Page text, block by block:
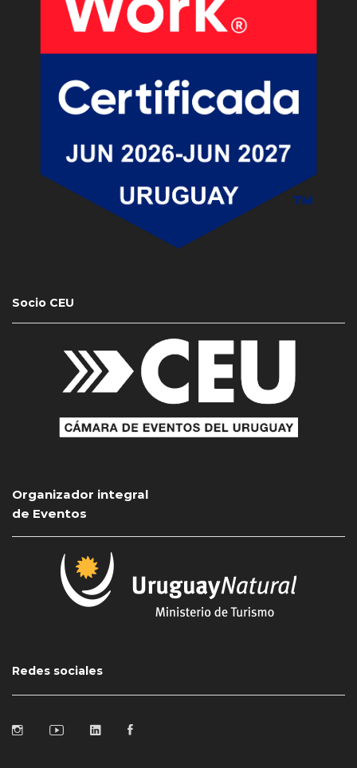
Socio CEU
Organizador integral
de Eventos
Redes sociales